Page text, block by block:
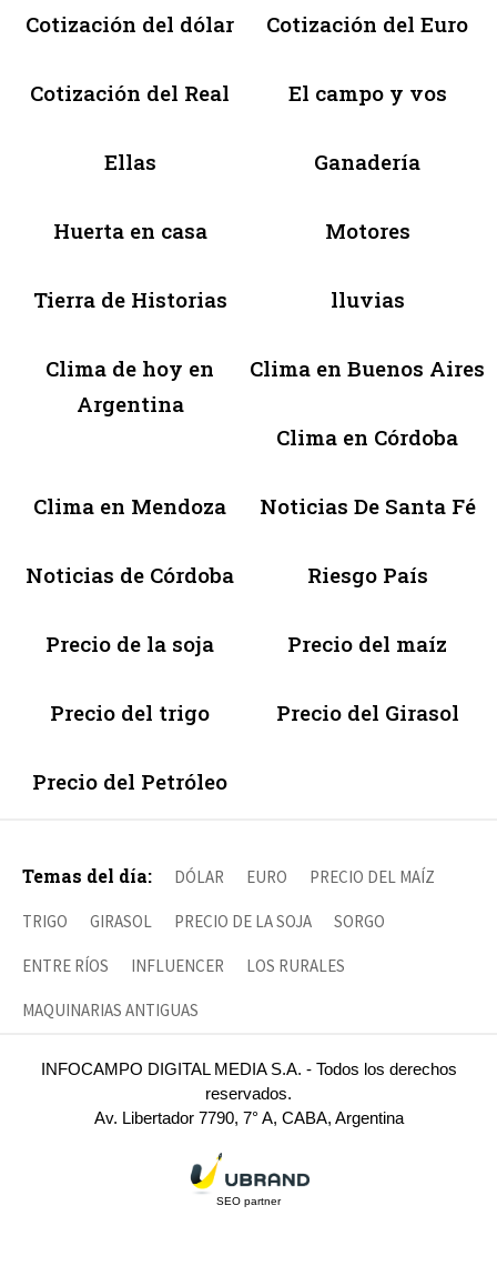
Cotización del dólar Cotización del Euro
Cotización del Real El campo y vos
Ellas Ganadería
Huerta en casa Motores
Tierra de Historias lluvias
Clima de hoy en
Argentina
Clima en Buenos Aires
Clima en Córdoba
Clima en Mendoza Noticias De Santa Fé
Noticias de Córdoba Riesgo País
Precio de la soja Precio del maíz
Precio del trigo Precio del Girasol
Precio del Petróleo
Temas del día: DÓLAR EURO PRECIO DEL MAÍZ
TRIGO GIRASOL PRECIO DE LA SOJA SORGO
ENTRE RÍOS INFLUENCER LOS RURALES
MAQUINARIAS ANTIGUAS
INFOCAMPO DIGITAL MEDIA S.A. - Todos los derechos
reservados.
Av. Libertador 7790, 7° A, CABA, Argentina
SEO partner